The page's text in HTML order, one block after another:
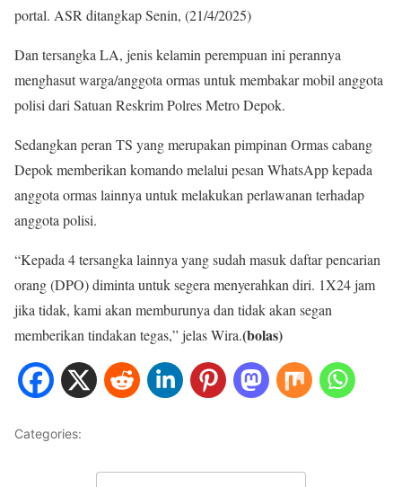
portal. ASR ditangkap Senin, (21/4/2025)
Dan tersangka LA, jenis kelamin perempuan ini perannya
menghasut warga/anggota ormas untuk membakar mobil anggota
polisi dari Satuan Reskrim Polres Metro Depok.
Sedangkan peran TS yang merupakan pimpinan Ormas cabang
Depok memberikan komando melalui pesan WhatsApp kepada
anggota ormas lainnya untuk melakukan perlawanan terhadap
anggota polisi.
“Kepada 4 tersangka lainnya yang sudah masuk daftar pencarian
orang (DPO) diminta untuk segera menyerahkan diri. 1X24 jam
jika tidak, kami akan memburunya dan tidak akan segan
memberikan tindakan tegas,” jelas Wira.(bolas)
Categories: